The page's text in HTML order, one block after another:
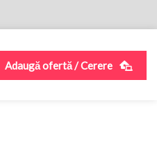
Adaugă ofertă / Cerere